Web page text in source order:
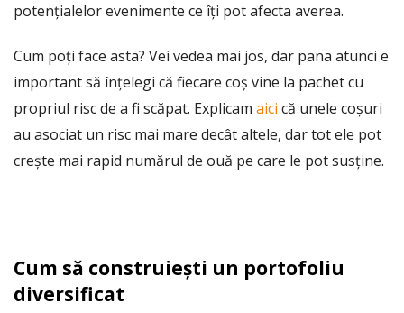
potențialelor evenimente ce îți pot afecta averea.
Cum poți face asta? Vei vedea mai jos, dar pana atunci e
important să înțelegi că fiecare coș vine la pachet cu
propriul risc de a fi scăpat. Explicam aici că unele coșuri
au asociat un risc mai mare decât altele, dar tot ele pot
crește mai rapid numărul de ouă pe care le pot susține.
Cum să construiești un portofoliu
diversificat